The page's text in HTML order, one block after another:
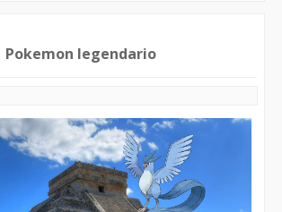
Pokemon legendario
Pokemon legendario